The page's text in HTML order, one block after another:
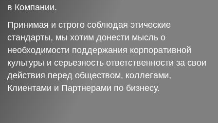
в Компании.
Принимая и строго соблюдая этические
стандарты, мы хотим донести мысль о
необходимости поддержания корпоративной
культуры и серьезность ответственности за свои
действия перед обществом, коллегами,
Клиентами и Партнерами по бизнесу.